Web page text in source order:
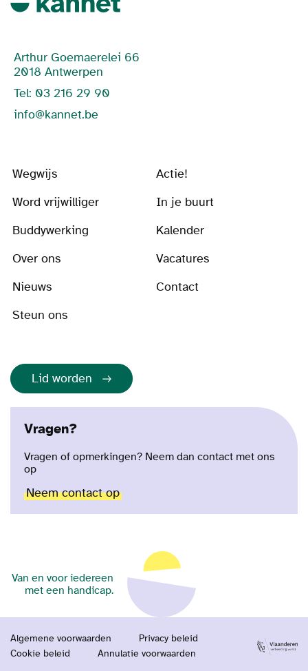
Arthur Goemaerelei 66
2018 Antwerpen
Tel: 03 216 29 90
info@kannet.be
Wegwijs
Actie!
Word vrijwilliger
In je buurt
Buddywerking
Kalender
Over ons
Vacatures
Nieuws
Contact
Steun ons
Lid worden
Vragen?
Vragen of opmerkingen? Neem dan contact met ons
op
Neem contact op
Van en voor iedereen
met een handicap.
Algemene voorwaarden
Privacy beleid
Cookie beleid
Annulatie voorwaarden